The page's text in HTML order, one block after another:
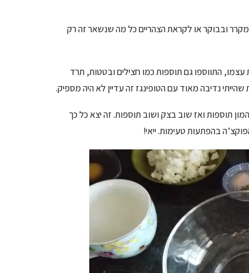
ובבוקר או לקראת הצהריים כל מה שנשאר זה רק
התווספו גם תוספות כמו חצילים ובטטות, תרד
נדיבה מאוד עם הטופינגז זה עדיין לא היה מספיק.
תוספות ואז שוב בצק ושוב תוספות. זה יצא כל כך
בהפתעות טעימות. ייאי!